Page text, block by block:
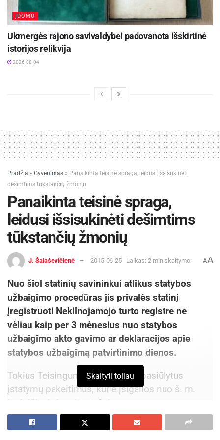
ĮDOMU
Ukmergės rajono savivaldybei padovanota išskirtinė
istorijos relikvija
2026-08-04
Pradžia » Gyvenimas » Panaikinta teisinė spraga, leidusi išsisukinėti
dešimtims tūkstančių žmonių
Panaikinta teisinė spraga,
leidusi išsisukinėti dešimtims
tūkstančių žmonių
J. Šalaševičienė 2015-06-25 Laikas: 2 min skaitymo AA
Nuo šiol statinių savininkui atlikus statybos
užbaigimo procedūras jis privalės statinį
įregistruoti Nekilnojamojo turto registre ne
vėliau kaip per 3 mėnesius nuo statybos
užbaigimo akto gavimo ar deklaracijos apie
statybos užbaigimą patvirtinimo dienos.
Tokius Teisingumo ministerijos pasiūlytus
įstatymų pakeitimus, kurie įsigalios nuo š. m.
lapkričio 1 d., priėmė Seimas.
„Iki šiol kai kurie turto savininkai sąmoningai
Skaityti toliau